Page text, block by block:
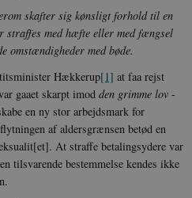
skafter sig kønsligt forhold til en
straffes med hæfte eller med fængsel
omstændigheder med bøde.
Hækkerup[1] at faa rejst
gaaet skarpt imod den grimme lov -
en ny stor arbejdsmark for
af aldersgrænsen betød en
At straffe betalingsydere var
tilsvarende bestemmelse kendes ikke